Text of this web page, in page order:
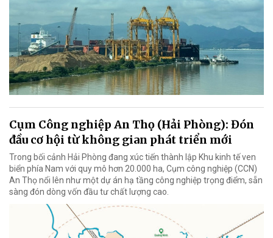
Cụm Công nghiệp An Thọ (Hải Phòng): Đón
đầu cơ hội từ không gian phát triển mới
Trong bối cảnh Hải Phòng đang xúc tiến thành lập Khu kinh tế ven
biển phía Nam với quy mô hơn 20.000 ha, Cụm công nghiệp (CCN)
An Thọ nổi lên như một dự án hạ tầng công nghiệp trọng điểm, sẵn
sàng đón dòng vốn đầu tư chất lượng cao.